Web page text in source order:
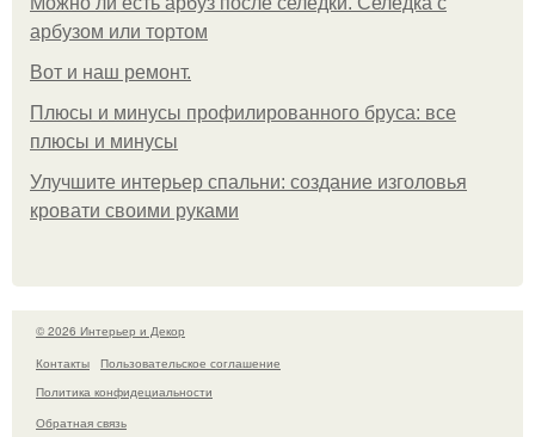
арбузом или тортом
Boт и наш ремoнт.
Плюсы и минусы профилированного бруса: все
плюсы и минусы
Улучшите интерьер спальни: создание изголовья
кровати своими руками
© 2026 Интерьер и Декор
Контакты
Пользовательское соглашение
Политика конфидециальности
Обратная связь